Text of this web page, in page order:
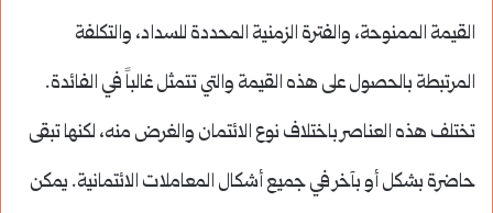
القيمة الممنوحة، والفترة الزمنية المحددة للسداد، والتكلفة
المرتبطة بالحصول على هذه القيمة والتي تتمثل غالباً في الفائدة.
تختلف هذه العناصر باختلاف نوع الائتمان والغرض منه، لكنها تبقى
حاضرة بشكل أو بآخر في جميع أشكال المعاملات الائتمانية. يمكن